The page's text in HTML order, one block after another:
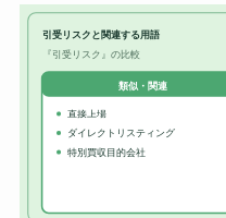
引受リスクと関連する用語
『引受リスク』の比較
類似・関連
直接上場
ダイレクトリスティング
特別買収目的会社